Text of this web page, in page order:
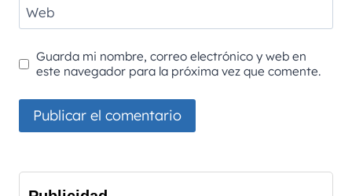
Web
Guarda mi nombre, correo electrónico y web en
este navegador para la próxima vez que comente.